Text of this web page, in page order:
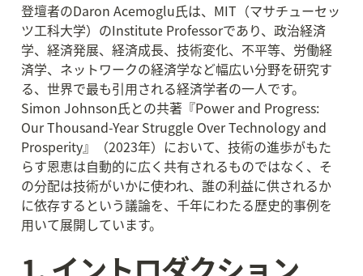
登壇者のDaron Acemoglu氏は、MIT（マサチューセッ
ツ工科大学）のInstitute Professorであり、政治経済
学、経済発展、経済成長、技術変化、不平等、労働経
済学、ネットワークの経済学など幅広い分野を研究す
る、世界で最も引用される経済学者の一人です。
Simon Johnson氏との共著『Power and Progress:
Our Thousand-Year Struggle Over Technology and
Prosperity』（2023年）において、技術の進歩がもた
らす恩恵は自動的に広く共有されるものではなく、そ
の分配は技術がいかに使われ、誰の利益に供されるか
に依存するという議論を、千年にわたる歴史的事例を
用いて展開しています。